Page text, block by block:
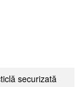
securizată